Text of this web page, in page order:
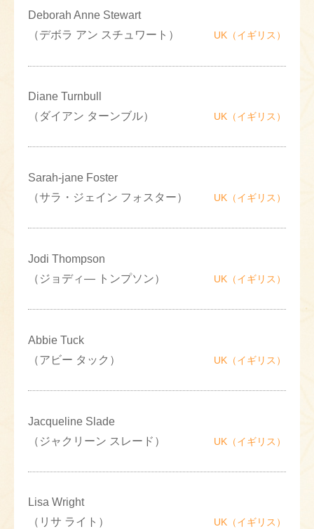
Deborah Anne Stewart
（デボラ アン スチュワート）
UK（イギリス）
Diane Turnbull
（ダイアン ターンブル）
UK（イギリス）
Sarah-jane Foster
（サラ・ジェイン フォスター）
UK（イギリス）
Jodi Thompson
（ジョディ― トンプソン）
UK（イギリス）
Abbie Tuck
（アビー タック）
UK（イギリス）
Jacqueline Slade
（ジャクリーン スレード）
UK（イギリス）
Lisa Wright
（リサ ライト）
UK（イギリス）